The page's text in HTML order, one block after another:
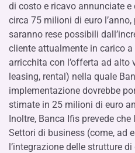
di costo e ricavo annunciate e
circa 75 milioni di euro
saranno rese possibili
cliente attualmente in carico
arricchita con l’offerta ad
leasing, rental) nella quale
implementazione dovrebbe
stimate in 25 milioni di euro
Inoltre, Banca Ifis prevede
Settori di business (come, ad
l’integrazione delle strutture